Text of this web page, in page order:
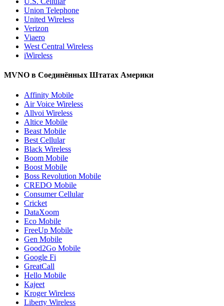
Union Telephone
United Wireless
Verizon
Viaero
West Central Wireless
iWireless
MVNO в Соединённых Штатах Америки
Affinity Mobile
Air Voice Wireless
Allvoi Wireless
Altice Mobile
Beast Mobile
Best Cellular
Black Wireless
Boom Mobile
Boost Mobile
Boss Revolution Mobile
CREDO Mobile
Consumer Cellular
Cricket
DataXoom
Eco Mobile
FreeUp Mobile
Gen Mobile
Good2Go Mobile
Google Fi
GreatCall
Hello Mobile
Kajeet
Kroger Wireless
Liberty Wireless